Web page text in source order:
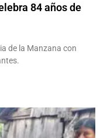
84 años de
de la Manzana con